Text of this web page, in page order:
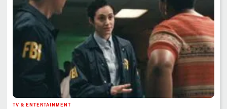
TV & ENTERTAINMENT